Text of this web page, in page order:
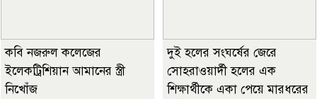
কবি নজরুল কলেজের
ইলেকট্রিশিয়ান আমানের স্ত্রী
নিখোঁজ
দুই হলের সংঘর্ষের জেরে
সোহরাওয়ার্দী হলের এক
শিক্ষার্থীকে একা পেয়ে মারধরের